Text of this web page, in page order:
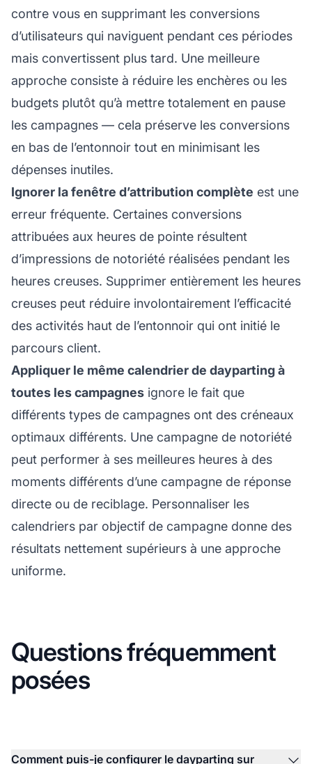
contre vous en supprimant les conversions
d’utilisateurs qui naviguent pendant ces périodes
mais convertissent plus tard. Une meilleure
approche consiste à réduire les enchères ou les
budgets plutôt qu’à mettre totalement en pause
les campagnes — cela préserve les conversions
en bas de l’entonnoir tout en minimisant les
dépenses inutiles.
Ignorer la fenêtre d’attribution complète est une
erreur fréquente. Certaines conversions
attribuées aux heures de pointe résultent
d’impressions de notoriété réalisées pendant les
heures creuses. Supprimer entièrement les heures
creuses peut réduire involontairement l’efficacité
des activités haut de l’entonnoir qui ont initié le
parcours client.
Appliquer le même calendrier de dayparting à
toutes les campagnes ignore le fait que
différents types de campagnes ont des créneaux
optimaux différents. Une campagne de notoriété
peut performer à ses meilleures heures à des
moments différents d’une campagne de réponse
directe ou de reciblage. Personnaliser les
calendriers par objectif de campagne donne des
résultats nettement supérieurs à une approche
uniforme.
Questions fréquemment
posées
Comment puis-je configurer le dayparting sur